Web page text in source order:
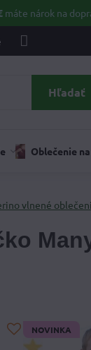
máte nárok na
Hľadať
Oblečenie
vlnené
NOVINKA